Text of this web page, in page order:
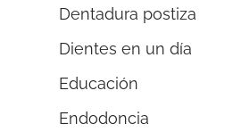
Dentadura postiza
Dientes en un día
Educación
Endodoncia